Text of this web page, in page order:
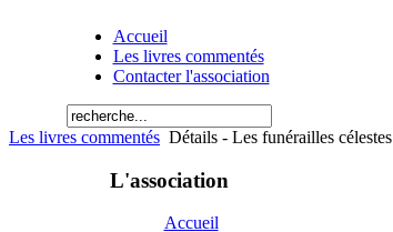
Accueil
Les livres commentés
Contacter l'association
Les livres commentés Détails - Les funérailles célestes
L'association
Accueil